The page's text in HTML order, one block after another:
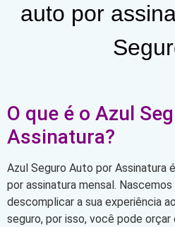
auto por
O que é o Azul
Assinatura?
Azul Seguro Auto por Assinatura
por assinatura mensal.
descomplicar a sua experiência
seguro, por isso, você pode orçar